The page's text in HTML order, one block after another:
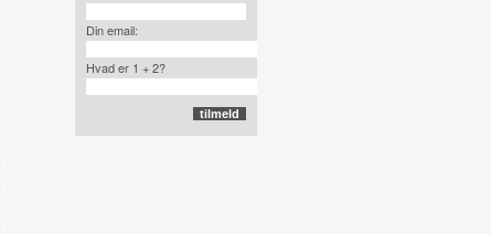
Din email:
Hvad er 1 + 2?